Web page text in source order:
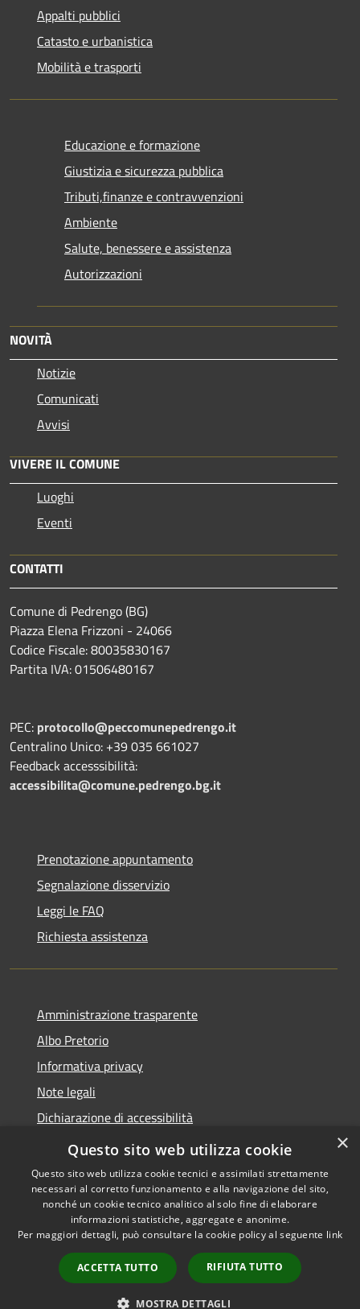
Appalti pubblici
Catasto e urbanistica
Mobilità e trasporti
Educazione e formazione
Giustizia e sicurezza pubblica
Tributi,finanze e contravvenzioni
Ambiente
Salute, benessere e assistenza
Autorizzazioni
NOVITÀ
Notizie
Comunicati
Avvisi
VIVERE IL COMUNE
Luoghi
Eventi
CONTATTI
Comune di Pedrengo (BG)
Piazza Elena Frizzoni - 24066
Codice Fiscale: 80035830167
Partita IVA: 01506480167
PEC: protocollo@peccomunepedrengo.it
Centralino Unico: +39 035 661027
Feedback accesssibilità:
accessibilita@comune.pedrengo.bg.it
Prenotazione appuntamento
Segnalazione disservizio
Leggi le FAQ
Richiesta assistenza
Amministrazione trasparente
Albo Pretorio
Informativa privacy
Note legali
Dichiarazione di accessibilità
Area riservata dipendenti
Accessibilità
Copyright © 2026 • Comune di
Pedrengo • Powered by
Municipium•
Accesso
redazione
×
Questo sito web utilizza cookie
Questo sito web utilizza cookie tecnici e assimilati strettamente
necessari al corretto funzionamento e alla navigazione del sito,
nonché un cookie tecnico analitico al solo fine di elaborare
informazioni statistiche, aggregate e anonime.
Per maggiori dettagli, può consultare la cookie policy al seguente link
ACCETTA TUTTO RIFIUTA TUTTO
MOSTRA DETTAGLI